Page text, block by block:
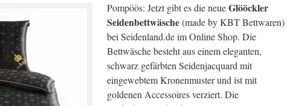
Pompöös: Jetzt gibt es die neueGlööckler
Seidenbettwäsche(made by KBT Bettwaren)
bei Seidenland.de im Online Shop. Die
Bettwäsche besteht aus einem eleganten,
schwarz gefärbten Seidenjacquard mit
eingewebtem Kronenmuster und ist mit
goldenen Accessoires verziert. Die